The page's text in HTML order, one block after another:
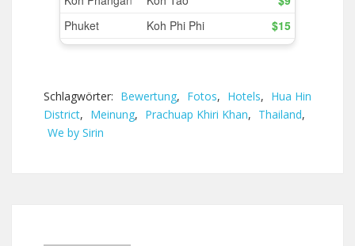
Schlagwörter: Bewertung, Fotos, Hotels, Hua Hin
District, Meinung, Prachuap Khiri Khan, Thailand,
We by Sirin